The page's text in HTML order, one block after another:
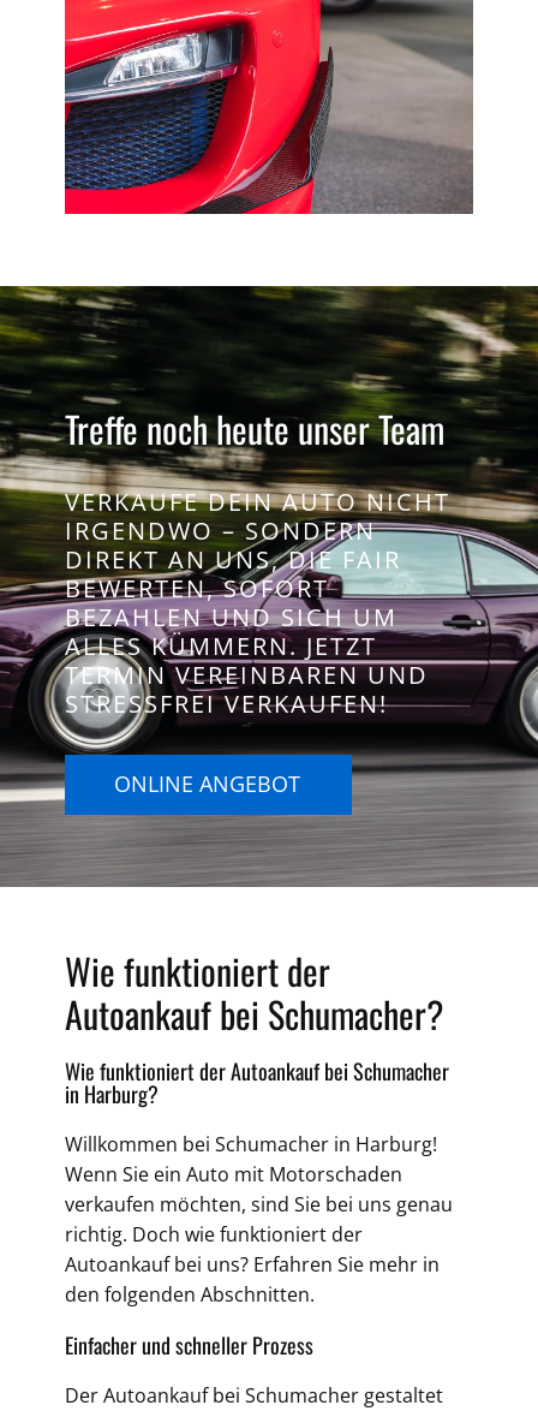
Treffe noch heute unser Team
VERKAUFE DEIN AUTO NICHT
IRGENDWO – SONDERN
DIREKT AN UNS, DIE FAIR
BEWERTEN, SOFORT
BEZAHLEN UND SICH UM
ALLES KÜMMERN. JETZT
TERMIN VEREINBAREN UND
STRESSFREI VERKAUFEN!
ONLINE ANGEBOT
Wie funktioniert der
Autoankauf bei Schumacher?
Wie funktioniert der Autoankauf bei Schumacher
in Harburg?
Willkommen bei Schumacher in Harburg!
Wenn Sie ein Auto mit Motorschaden
verkaufen möchten, sind Sie bei uns genau
richtig. Doch wie funktioniert der
Autoankauf bei uns? Erfahren Sie mehr in
den folgenden Abschnitten.
Einfacher und schneller Prozess
Der Autoankauf bei Schumacher gestaltet